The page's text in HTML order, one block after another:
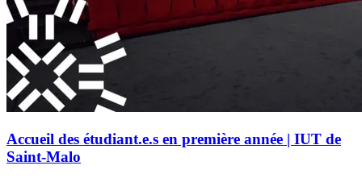
Accueil des étudiant.e.s en première année | IUT de
Saint-Malo